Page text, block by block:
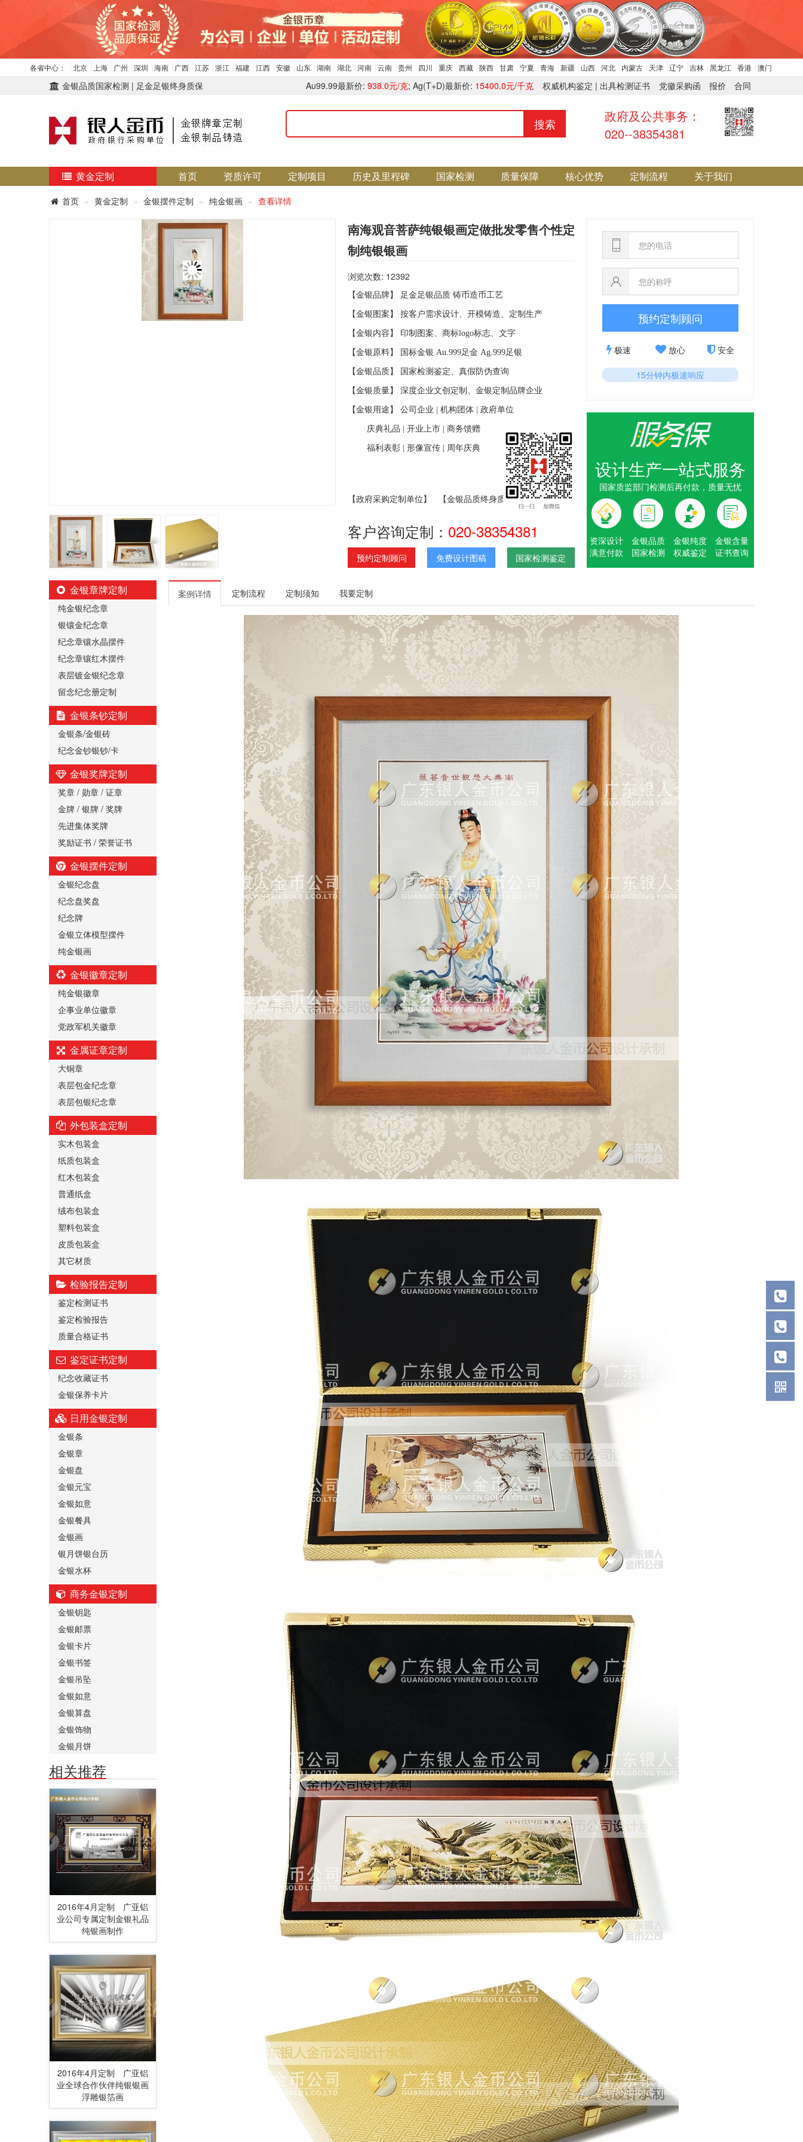
各省中心： 北京 上海 广州 深圳 海南 广西 江苏 浙江 福建 江西 安徽 山东 湖南 湖北 河南 云南 贵州 四川 重庆 西藏 陕西 甘肃 宁夏 青海 新疆 山西 河北 内蒙古 天津 辽宁 吉林 黑龙江 香港 澳门
金银品质国家检测 | 足金足银终身质保 党徽采购函 报价 合同
权威机构鉴定 | 出具检测证书
Au99.99最新价: 938.0元/克; Ag(T+D)最新价: 15400.0元/千克
搜索
政府及公共事务：
020--38354381
黄金定制 首页 资质许可 定制项目 历史及里程碑 国家检测 质量保障 核心优势 定制流程 关于我们
首页 黄金定制 金银摆件定制 纯金银画 查看详情
南海观音菩萨纯银银画定做批发零售个性定
制纯银银画
浏览次数: 12392
【金银品牌】 足金足银品质 铸币造币工艺
【金银图案】 按客户需求设计、开模铸造、定制生产
【金银内容】 印制图案、商标logo标志、文字
【金银原料】 国标金银 Au.999足金 Ag.999足银
【金银品质】 国家检测鉴定、真假防伪查询
【金银质量】 深度企业文创定制、金银定制品牌企业
【金银用途】 公司企业 机构团体 政府单位
庆典礼品 开业上市 商务馈赠
福利表彰 形像宣传 周年庆典
【政府采购定制单位】 【金银品质终身质保】
客户咨询定制： 020-38354381
预约定制顾问 免费设计图稿 国家检测鉴定
预约定制顾问
极速 放心 安全
15分钟内极速响应
设计生产一站式服务
国家质监部门检测后再付款，质量无忧
资深设计
满意付款
金银品质
国家检测
金银纯度
权威鉴定
金银含量
证书查询
金银章牌定制
纯金银纪念章
银镶金纪念章
纪念章镶水晶摆件
纪念章镶红木摆件
表层镀金银纪念章
留念纪念册定制
金银条钞定制
金银条/金银砖
纪念金钞银钞/卡
金银奖牌定制
奖章 / 勋章 / 证章
金牌 / 银牌 / 奖牌
先进集体奖牌
奖励证书 / 荣誉证书
金银摆件定制
金银纪念盘
纪念盘奖盘
纪念牌
金银立体模型摆件
纯金银画
金银徽章定制
纯金银徽章
企事业单位徽章
党政军机关徽章
金属证章定制
大铜章
表层包金纪念章
表层包银纪念章
外包装盒定制
实木包装盒
纸质包装盒
红木包装盒
普通纸盒
绒布包装盒
塑料包装盒
皮质包装盒
其它材质
检验报告定制
鉴定检测证书
鉴定检验报告
质量合格证书
鉴定证书定制
纪念收藏证书
金银保养卡片
日用金银定制
金银条
金银章
金银盘
金银元宝
金银如意
金银餐具
金银画
银月饼银台历
金银水杯
商务金银定制
金银钥匙
金银邮票
金银卡片
金银书签
金银吊坠
金银如意
金银算盘
金银饰物
金银月饼
相关推荐
2016年4月定制 广亚铝
业公司专属定制金银礼品
纯银画制作
2016年4月定制 广亚铝
业全球合作伙伴纯银银画
浮雕银箔画
案例详情 定制流程 定制须知 我要定制